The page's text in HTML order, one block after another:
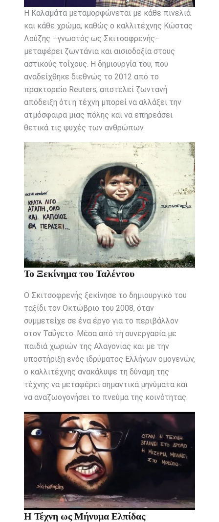
Η Καλαμάτα μεταμορφώνεται με κάθε πινελιά
και κάθε χρώμα, καθώς ο καλλιτέχνης Κώστας
Λούζης –γνωστός ως Σκιτσοφρενής–
μεταφέρει ζωντάνια και αισιοδοξία στους
αστικούς τοίχους. Η δημιουργία του, που
αναδείχθηκε διεθνώς το 2012 από το
πρακτορείο Reuters, αποτελεί ζωντανή
απόδειξη ότι η τέχνη μπορεί να αλλάξει την
ατμόσφαιρα μιας πόλης και να επηρεάσει
θετικά τις ψυχές των ανθρώπων.
Το Ξεκίνημα του Ταλέντου
Ο Σκιτσοφρενής ξεκίνησε το δημιουργικό του
ταξίδι τον Οκτώβριο του 2008, όταν
συμμετείχε σε ένα έργο για το περιβάλλον
στον Ταΰγετο. Μέσα από τη συνεργασία με
παιδιά χωριών της Αλαγονίας και με την
υποστήριξη ενός ιδρύματος Ελλήνων ομογενών,
ο καλλιτέχνης ανακάλυψε τη δύναμη της
τέχνης να μεταφέρει σημαντικά μηνύματα και
να αναζωογονήσει το πνεύμα της κοινότητας.
Η Τέχνη ως Μήνυμα Ελπίδας